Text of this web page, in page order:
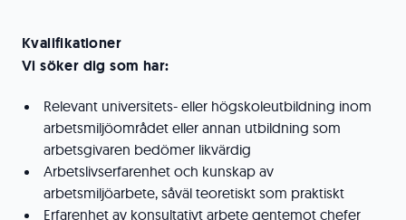
Kvalifikationer
Vi söker dig som har:
Relevant universitets- eller högskoleutbildning inom
arbetsmiljöområdet eller annan utbildning som
arbetsgivaren bedömer likvärdig
Arbetslivserfarenhet och kunskap av
arbetsmiljöarbete, såväl teoretiskt som praktiskt
Erfarenhet av konsultativt arbete gentemot chefer